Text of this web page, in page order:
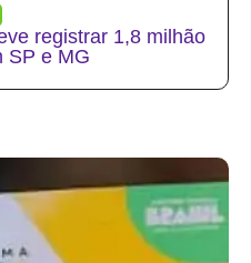
registrar 1,8 milhão
SP e MG